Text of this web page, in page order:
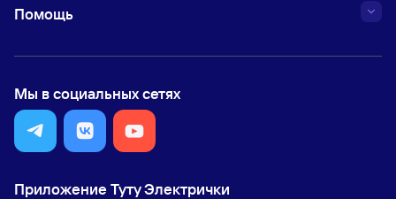
Помощь
Мы в социальных сетях
Приложение Туту Электрички